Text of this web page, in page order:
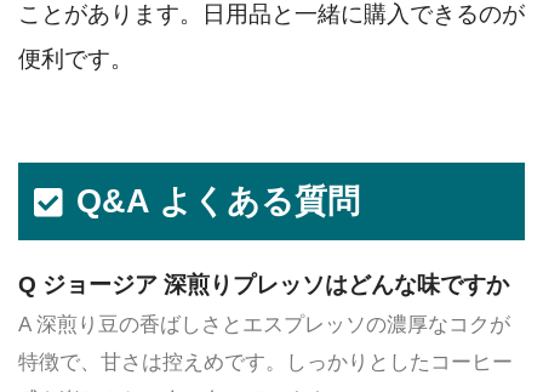
ことがあります。日用品と一緒に購入できるのが
便利です。
Q&A よくある質問
Q ジョージア 深煎りプレッソはどんな味ですか
A 深煎り豆の香ばしさとエスプレッソの濃厚なコクが
特徴で、甘さは控えめです。しっかりとしたコーヒー